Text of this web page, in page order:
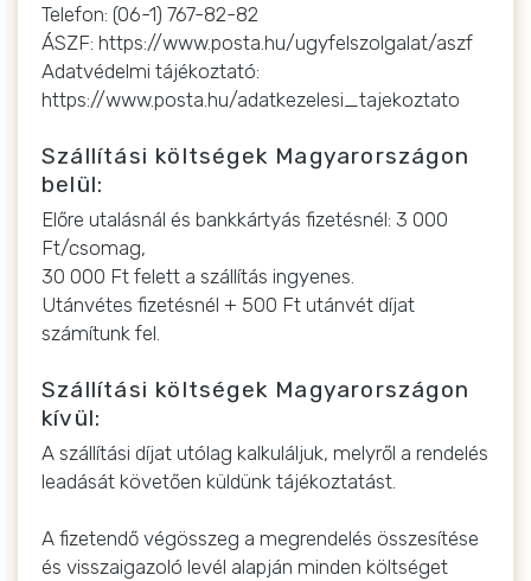
Telefon: (06-1) 767-82-82
ÁSZF: https://www.posta.hu/ugyfelszolgalat/aszf
Adatvédelmi tájékoztató:
https://www.posta.hu/adatkezelesi_tajekoztato
Szállítási költségek Magyarországon
belül:
Előre utalásnál és bankkártyás fizetésnél: 3 000
Ft/csomag,
30 000 Ft felett a szállítás ingyenes.
Utánvétes fizetésnél + 500 Ft utánvét díjat
számítunk fel.
Szállítási költségek Magyarországon
kívül:
A szállítási díjat utólag kalkuláljuk, melyről a rendelés
leadását követően küldünk tájékoztatást.
A fizetendő végösszeg a megrendelés összesítése
és visszaigazoló levél alapján minden költséget